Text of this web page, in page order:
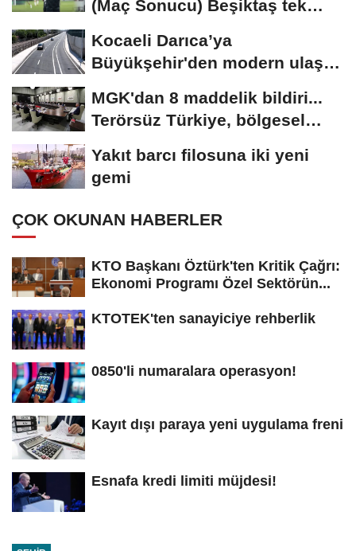
(Maç Sonucu) Beşiktaş tek
Kocaeli Darıca’ya
Büyükşehir'den modern ulaşım
MGK'dan 8 maddelik bildiri...
Terörsüz Türkiye, bölgesel
Yakıt barcı filosuna iki yeni
gemi
ÇOK OKUNAN HABERLER
KTO Başkanı Öztürk'ten Kritik Çağrı:
Ekonomi Programı Özel Sektörün...
KTOTEK'ten sanayiciye rehberlik
0850'li numaralara operasyon!
Kayıt dışı paraya yeni uygulama freni
Esnafa kredi limiti müjdesi!